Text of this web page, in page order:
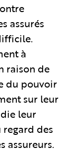
assurés
à
raison de
du pouvoir
sur leur
leur
des
assureurs.